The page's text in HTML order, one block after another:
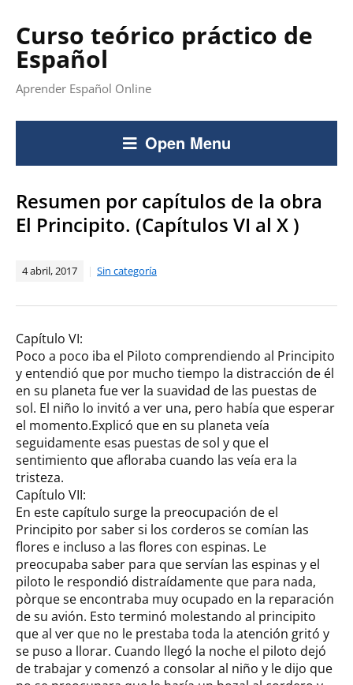
Curso teórico práctico de
Español
Aprender Español Online
Open Menu
Resumen por capítulos de la obra
El Principito. (Capítulos VI al X )
4 abril, 2017 Sin categoría
Capítulo VI:
Poco a poco iba el Piloto comprendiendo al Principito
y entendió que por mucho tiempo la distracción de él
en su planeta fue ver la suavidad de las puestas de
sol. El niño lo invitó a ver una, pero había que esperar
el momento.Explicó que en su planeta veía
seguidamente esas puestas de sol y que el
sentimiento que afloraba cuando las veía era la
tristeza.
Capítulo VII:
En este capítulo surge la preocupación de el
Principito por saber si los corderos se comían las
flores e incluso a las flores con espinas. Le
preocupaba saber para que servían las espinas y el
piloto le respondió distraídamente que para nada,
pòrque se encontraba muy ocupado en la reparación
de su avión. Esto terminó molestando al principito
que al ver que no le prestaba toda la atención gritó y
se puso a llorar. Cuando llegó la noche el piloto dejó
de trabajar y comenzó a consolar al niño y le dijo que